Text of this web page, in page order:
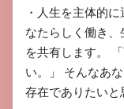
・人生を主体的
なたらしく働き
を共有します。
い。」 そんなあ
存在でありたいと